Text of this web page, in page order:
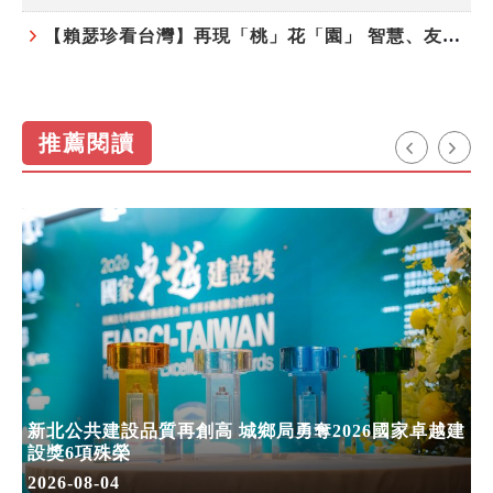
【賴瑟珍看台灣】再現「桃」花「園」 智慧、友善、永續成為桃園遞給國際的名片
推薦閱讀
新北公共建設品質再創高 城鄉局勇奪2026國家卓越建
設獎6項殊榮
2026-08-04